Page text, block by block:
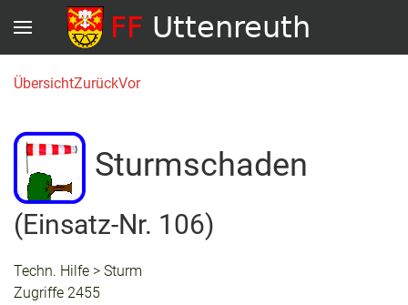
ÜbersichtZurückVor
Sturmschaden
(Einsatz-Nr. 106)
Techn. Hilfe > Sturm
Zugriffe 2455